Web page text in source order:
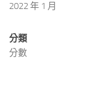
2022 年 1 月
分類
分數